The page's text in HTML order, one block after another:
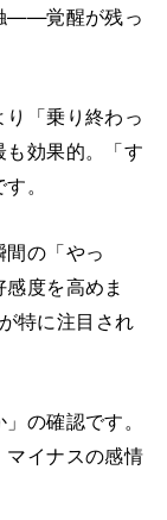
——覚醒が残っ
り「乗り終わっ
効果的。「す
。
の「やっ
度を高めま
特に注目され
の確認です。
イナスの感情